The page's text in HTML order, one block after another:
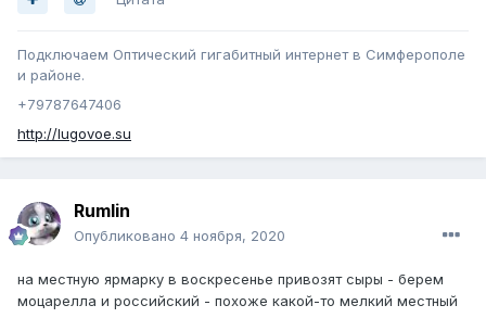
Подключаем Оптический гигабитный интернет в Симферополе
и районе.
+79787647406
http://lugovoe.su
Rumlin
Опубликовано 4 ноября, 2020
на местную ярмарку в воскресенье привозят сыры - берем
моцарелла и российский - похоже какой-то мелкий местный